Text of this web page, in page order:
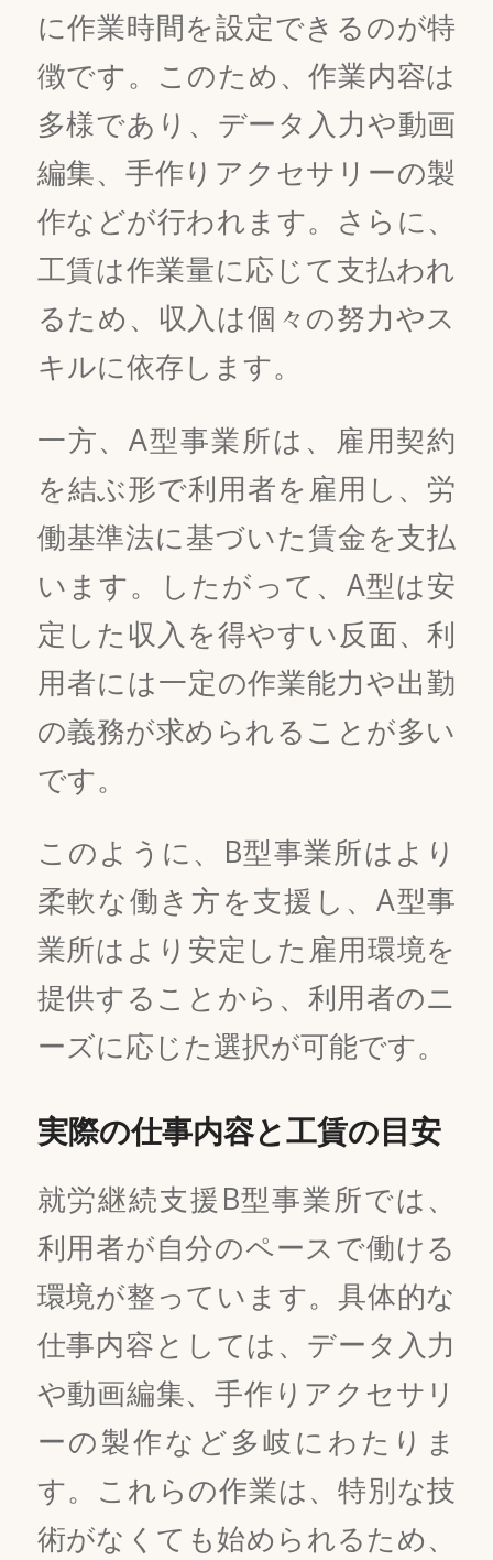
に作業時間を設定できるのが特
徴です。このため、作業内容は
多様であり、データ入力や動画
編集、手作りアクセサリーの製
作などが行われます。さらに、
工賃は作業量に応じて支払われ
るため、収入は個々の努力やス
キルに依存します。
一方、A型事業所は、雇用契約
を結ぶ形で利用者を雇用し、労
働基準法に基づいた賃金を支払
います。したがって、A型は安
定した収入を得やすい反面、利
用者には一定の作業能力や出勤
の義務が求められることが多い
です。
このように、B型事業所はより
柔軟な働き方を支援し、A型事
業所はより安定した雇用環境を
提供することから、利用者のニ
ーズに応じた選択が可能です。
実際の仕事内容と工賃の目安
就労継続支援B型事業所では、
利用者が自分のペースで働ける
環境が整っています。具体的な
仕事内容としては、データ入力
や動画編集、手作りアクセサリ
ーの製作など多岐にわたりま
す。これらの作業は、特別な技
術がなくても始められるため、